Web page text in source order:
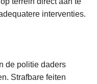
interventies.
de politie daders
Strafbare feiten